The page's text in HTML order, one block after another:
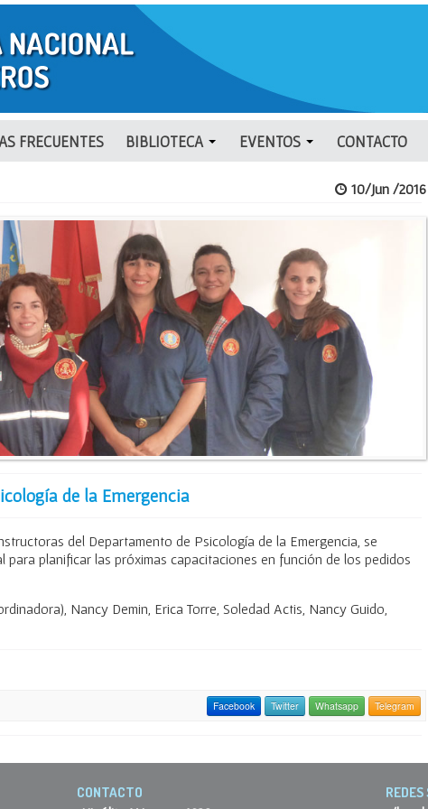
FRECUENTES BIBLIOTECA EVENTOS CONTACTO
10/Jun /2016
de la Emergencia
del Departamento de Psicología de la Emergencia, se
para planificar las próximas capacitaciones en función de los pedidos
Nancy Demin, Erica Torre, Soledad Actis, Nancy Guido,
Facebook Twitter Whatsapp Telegram
CONTACTO REDES